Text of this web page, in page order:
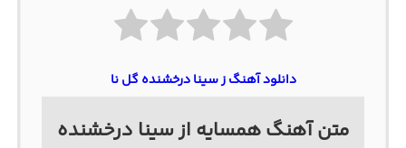
دانلود آهنگ ز سینا درخشنده گل نا
متن آهنگ همسایه از سینا درخشنده